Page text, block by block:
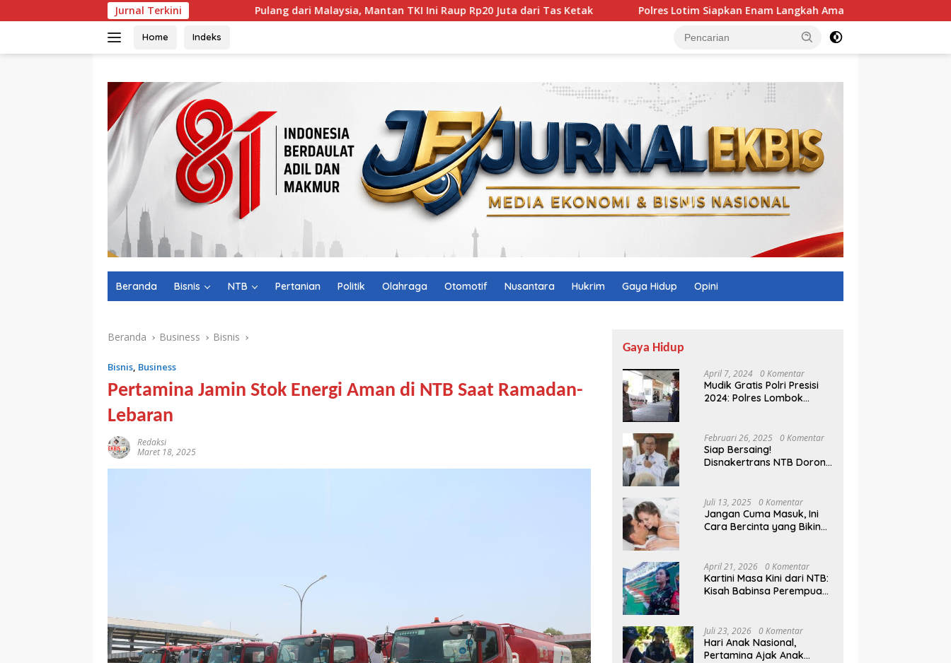
ke
Jurnal TerkiniPulang dari Malaysia, Mantan TKI Ini Raup Rp20 Juta dari Tas Ketak Polres Lotim Siapkan Enam Langkah Amankan HUT RI
Home Indeks
Beranda Bisnis NTB Pertanian Politik Olahraga Otomotif Nusantara Hukrim Gaya Hidup Opini
Beranda Business Bisnis
Bisnis, Business
Pertamina Jamin Stok Energi Aman di NTB Saat Ramadan-
Lebaran
Redaksi
Maret 18, 2025
Gaya Hidup
April 7, 2024 0 Komentar
Mudik Gratis Polri Presisi
2024: Polres Lombok
Februari 26, 2025 0 Komentar
Siap Bersaing!
Disnakertrans NTB Dorong
Juli 13, 2025 0 Komentar
Jangan Cuma Masuk, Ini
Cara Bercinta yang Bikin
April 21, 2026 0 Komentar
Kartini Masa Kini dari NTB:
Kisah Babinsa Perempuan
Juli 23, 2026 0 Komentar
Hari Anak Nasional,
Pertamina Ajak Anak